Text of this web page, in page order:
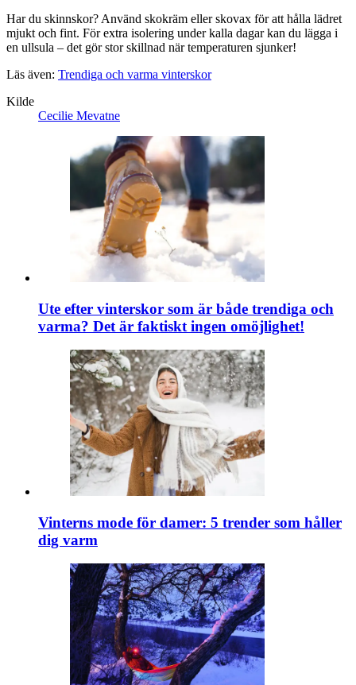
Har du skinnskor? Använd skokräm eller skovax för att hålla lädret
mjukt och fint. För extra isolering under kalla dagar kan du lägga i
en ullsula – det gör stor skillnad när temperaturen sjunker!
Läs även: Trendiga och varma vinterskor
Kilde
Cecilie Mevatne
Ute efter vinterskor som är både trendiga och
varma? Det är faktiskt ingen omöjlighet!
Vinterns mode för damer: 5 trender som håller
dig varm